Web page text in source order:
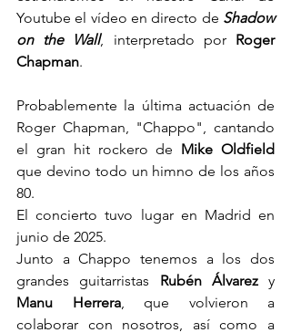
Youtube el vídeo en directo de Shadow
on the Wall, interpretado por Roger
Chapman.
Probablemente la última actuación de
Roger Chapman, "Chappo", cantando
el gran hit rockero de Mike Oldfield
que devino todo un himno de los años
80.
El concierto tuvo lugar en Madrid en
junio de 2025.
Junto a Chappo tenemos a los dos
grandes guitarristas Rubén Álvarez
Manu Herrera, que volvieron a